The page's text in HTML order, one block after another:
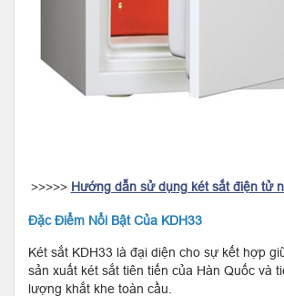
>>>>> Hướng dẫn sử dụng két sắt điện tử
Đặc Điểm Nổi Bật Của KDH33
Két sắt KDH33 là đại diện cho sự kết hợp
sản xuất két sắt tiên tiến của Hàn Quốc và
lượng khắt khe toàn cầu.